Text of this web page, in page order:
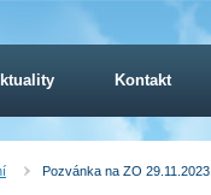
Pozvánka na ZO 29.11.2023
Kontakt